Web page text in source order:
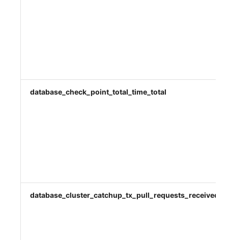
database_check_point_total_time_total